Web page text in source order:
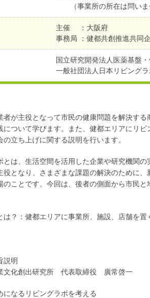
（事業所の所在は問いま
主催 ：大阪府
事務局 ：健都共創推進共同
国立研究開発法人医薬基盤
一般社団法人日本リビング
者が主役となって市民の健康問題を解決す
について学びます。また、健都エリアにリ
の立ち上げに関する説明を行います。
とは、生活空間を活用した企業や研究機関
役となり、さまざまな課題の解決のために
のことです。今回は、後者の側面から市民
は？：健都エリアに事業所、施設、店舗を
説明
文化創出研究所 代表取締役 廣常啓一
になるリビングラボを考える